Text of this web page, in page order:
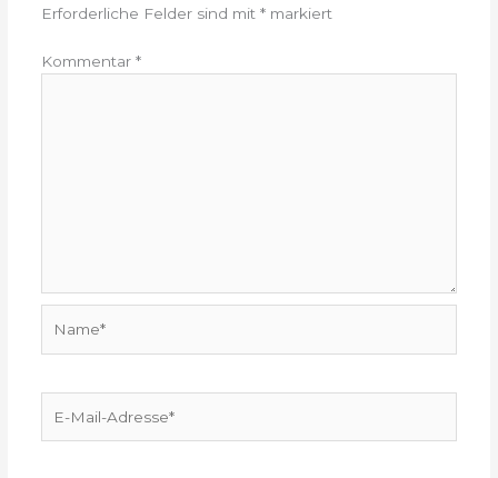
Erforderliche Felder sind mit *markiert
Kommentar *
Mail-